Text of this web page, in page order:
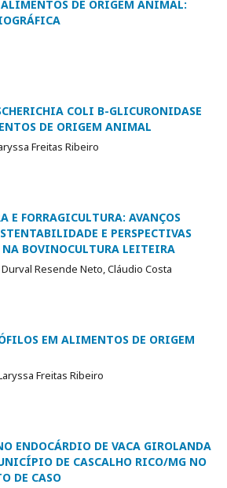
DE ORIGEM ANIMAL:
COLI Β-GLICURONIDASE
DE ORIGEM ANIMAL
Freitas Ribeiro
E FORRAGICULTURA: AVANÇOS
E PERSPECTIVAS
NA BOVINOCULTURA LEITEIRA
Resende Neto, Cláudio Costa
EM ALIMENTOS DE ORIGEM
Freitas Ribeiro
ENDOCÁRDIO DE VACA GIROLANDA
DE CASCALHO RICO/MG NO
DE CASO